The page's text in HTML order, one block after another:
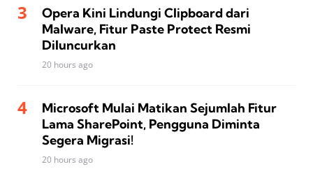
Opera Kini Lindungi Clipboard dari
Malware, Fitur Paste Protect Resmi
Diluncurkan
20 hours ago
Microsoft Mulai Matikan Sejumlah Fitur
Lama SharePoint, Pengguna Diminta
Segera Migrasi!
20 hours ago